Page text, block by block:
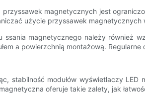
przyssawek magnetycznych jest
użycie przyssawek
ssania magnetycznego należy również
a powierzchnią montażową.
stabilność modułów wyświetlaczy
oferuje takie zalety, jak